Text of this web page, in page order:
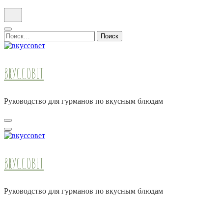
Найти:
ВКУССОВЕТ
Руководство для гурманов по вкусным блюдам
ВКУССОВЕТ
Руководство для гурманов по вкусным блюдам